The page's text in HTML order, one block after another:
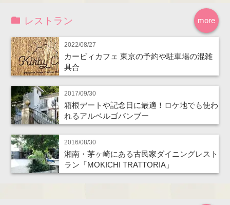
more
レストラン
2022/08/27
カービィカフェ 東京の予約や駐車場の混雑
具合
2017/09/30
箱根デートや記念日に最適！ロケ地でも使わ
れるアルベルゴバンブー
2016/08/30
湘南・茅ヶ崎にある古民家ダイニングレスト
ラン「MOKICHI TRATTORIA」